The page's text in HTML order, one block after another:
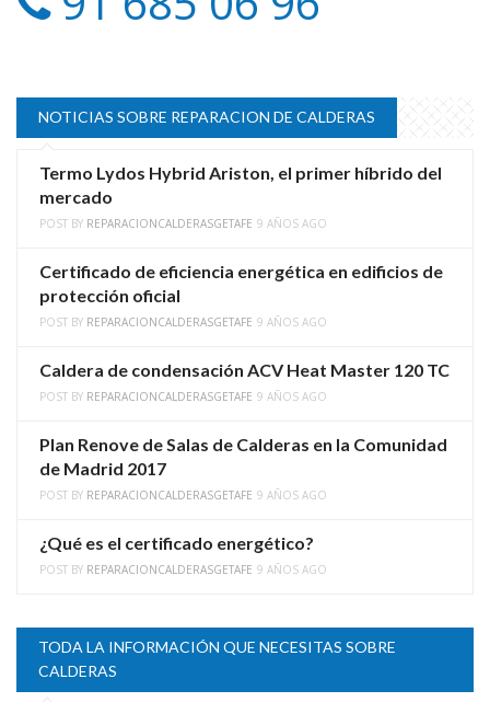
NOTICIAS SOBRE REPARACION DE CALDERAS
Termo Lydos Hybrid Ariston, el primer híbrido del
mercado
POST BY REPARACIONCALDERASGETAFE 9 AÑOS AGO
Certificado de eficiencia energética en edificios de
protección oficial
POST BY REPARACIONCALDERASGETAFE 9 AÑOS AGO
Caldera de condensación ACV Heat Master 120 TC
POST BY REPARACIONCALDERASGETAFE 9 AÑOS AGO
Plan Renove de Salas de Calderas en la Comunidad
de Madrid 2017
POST BY REPARACIONCALDERASGETAFE 9 AÑOS AGO
¿Qué es el certificado energético?
POST BY REPARACIONCALDERASGETAFE 9 AÑOS AGO
TODA LA INFORMACIÓN QUE NECESITAS SOBRE
CALDERAS